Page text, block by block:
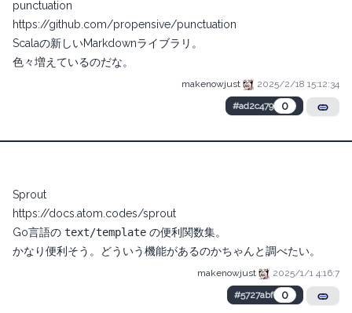
punctuation
https://github.com/propensive/punctuation
Scalaの新しいMarkdownライブラリ。
色々増えているのだな。
makenowjust
2025/2/18 15:12:34
#ad2c479
0
Sprout
https://docs.atom.codes/sprout
Go言語の text/template の便利関数集。
かなり便利そう。どういう機能があるのかちゃんと調べたい。
makenowjust
2025/1/1 4:16:7
#5727abf
0